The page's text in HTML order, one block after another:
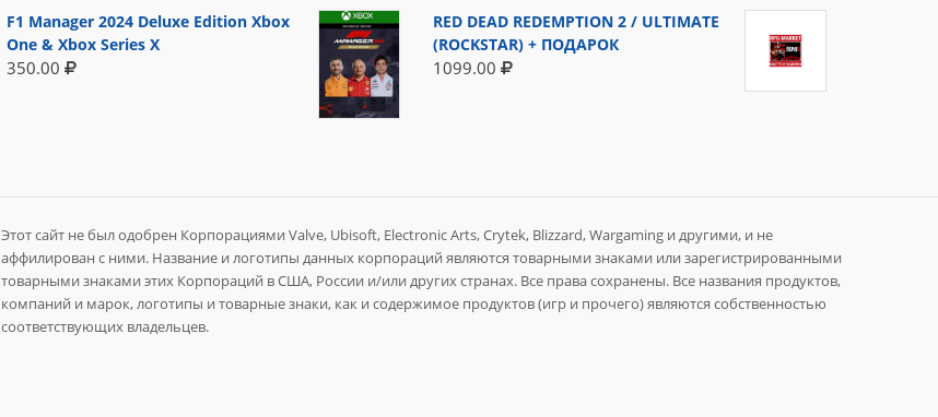
F1 Manager 2024 Deluxe Edition Xbox
One & Xbox Series X
350.00
RED DEAD REDEMPTION 2 / ULTIMATE
(ROCKSTAR) + ПОДАРОК
1099.00
Этот сайт не был одобрен Корпорациями Valve, Ubisoft, Electronic Arts, Crytek, Blizzard, Wargaming и другими, и не
аффилирован с ними. Название и логотипы данных корпораций являются товарными знаками или зарегистрированными
товарными знаками этих Корпораций в США, России и/или других странах. Все права сохранены. Все названия продуктов,
компаний и марок, логотипы и товарные знаки, как и содержимое продуктов (игр и прочего) являются собственностью
соответствующих владельцев.